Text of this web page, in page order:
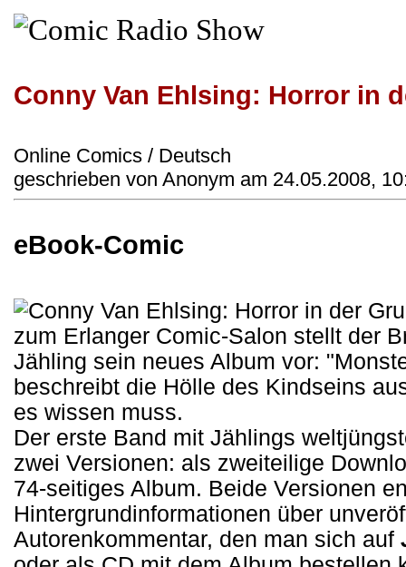
Conny Van Ehlsing: Horror in
Online Comics / Deutsch
geschrieben von Anonym am 24.05.2008,
eBook-Comic
zum Erlanger Comic-Salon stellt der
Jähling sein neues Album vor:
beschreibt die Hölle des Kindseins
es wissen muss.
Der erste Band mit Jählings
zwei Versionen: als zweiteilige
74-seitiges Album. Beide Versionen
Hintergrundinformationen über
Autorenkommentar, den man sich auf